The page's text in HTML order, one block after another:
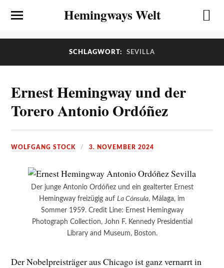
Hemingways Welt
SCHLAGWORT: SEVILLA
Ernest Hemingway und der
Torero Antonio Ordóñez
WOLFGANG STOCK 3. NOVEMBER 2024
Der junge Antonio Ordóñez und ein gealterter Ernest
Hemingway freizügig auf La Cónsula, Málaga, im
Sommer 1959. Credit Line: Ernest Hemingway
Photograph Collection, John F. Kennedy Presidential
Library and Museum, Boston.
Der Nobelpreisträger aus Chicago ist ganz vernarrt in